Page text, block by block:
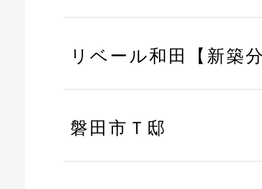
リベール和田【新築
磐田市Ｔ邸